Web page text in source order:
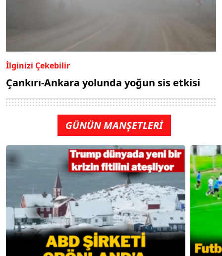
İlginizi Çekebilir
Çankırı-Ankara yolunda yoğun sis etkisi
GÜNÜN MANŞETLERİ